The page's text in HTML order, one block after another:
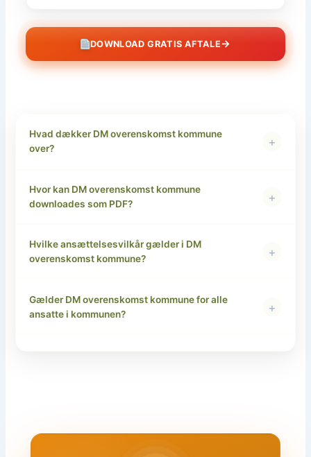
DOWNLOAD GRATIS AFTALE→
Hvad dækker DM overenskomst kommune
over?
+
Hvor kan DM overenskomst kommune
downloades som PDF?
+
Hvilke ansættelsesvilkår gælder i DM
overenskomst kommune?
+
Gælder DM overenskomst kommune for alle
ansatte i kommunen?
+